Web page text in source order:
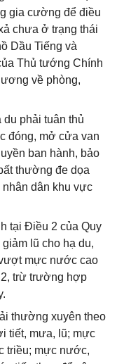
gia cường để điều
chưa ở trạng thái
Dầu Tiếng và
Thủ tướng Chính
về phòng,
du phải tuân thủ
đóng, mở cửa van
ban hành, bảo
thường đe dọa
nhân dân khu vực
tại Điều 2 của Quy
lũ cho hạ du,
mực nước cao
trừ trường hợp
thường xuyên theo
tiết, mưa, lũ; mực
triều; mực nước,